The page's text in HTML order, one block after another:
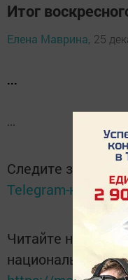
Итог
Елена Маврина, 25
...
...
Следите за
Telegram-канале
Читайте новости
национальном